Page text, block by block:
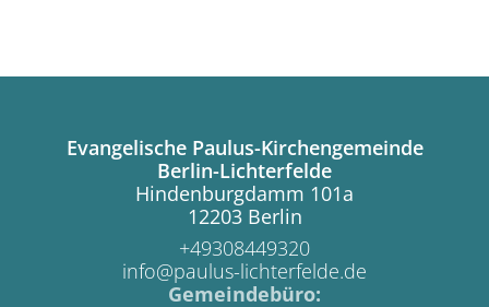
Evangelische Paulus-Kirchengemeinde
Berlin-Lichterfelde
Hindenburgdamm 101a
12203 Berlin
+49308449320
info@paulus-lichterfelde.de
Gemeindebüro: